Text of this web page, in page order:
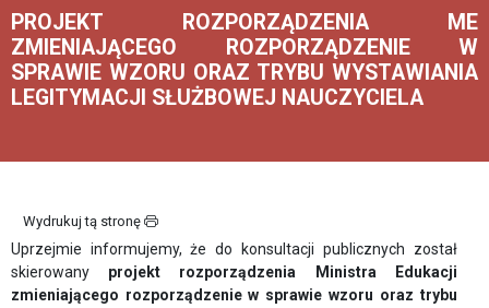
KIM
JESTEŚMY
INFORMACJA
ZWIĄZKU
PRACODAWCÓW
STATUT;
PROJEKT ROZPORZĄDZENIA ME
ZMIENIAJĄCEGO ROZPORZĄDZENIE W
SPRAWIE WZORU ORAZ TRYBU WYSTAWIANIA
LEGITYMACJI SŁUŻBOWEJ NAUCZYCIELA
Wydrukuj tą stronę
Uprzejmie informujemy, że do konsultacji publicznych został
skierowany projekt rozporządzenia Ministra Edukacji
zmieniającego rozporządzenie w sprawie wzoru oraz trybu